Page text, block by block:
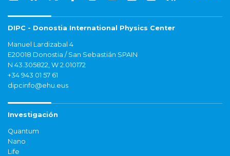
DIPC - Donostia International Physics Center
Manuel Lardizabal 4
E20018 Donostia / San Sebastián SPAIN
N 43.305822, W 2.010172
+34 943 01 57 61
dipcinfo@ehu.eus
Investigación
Quantum
Nano
Life